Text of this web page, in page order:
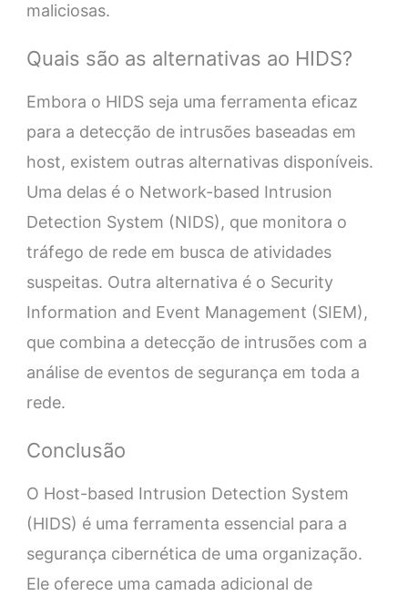
maliciosas.
Quais são as alternativas ao HIDS?
Embora o HIDS seja uma ferramenta eficaz
para a detecção de intrusões baseadas em
host, existem outras alternativas disponíveis.
Uma delas é o Network-based Intrusion
Detection System (NIDS), que monitora o
tráfego de rede em busca de atividades
suspeitas. Outra alternativa é o Security
Information and Event Management (SIEM),
que combina a detecção de intrusões com a
análise de eventos de segurança em toda a
rede.
Conclusão
O Host-based Intrusion Detection System
(HIDS) é uma ferramenta essencial para a
segurança cibernética de uma organização.
Ele oferece uma camada adicional de